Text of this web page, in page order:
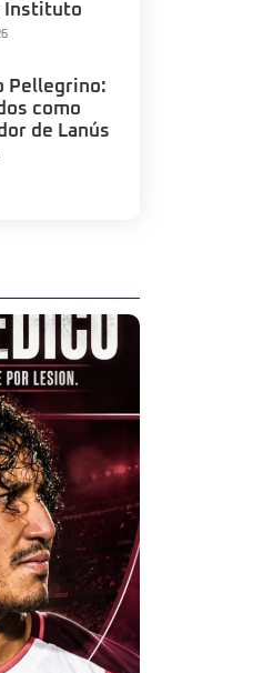
Instituto
Pellegrino:
como
de Lanús